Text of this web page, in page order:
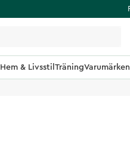
Hem & Livsstil TräningVarumärken